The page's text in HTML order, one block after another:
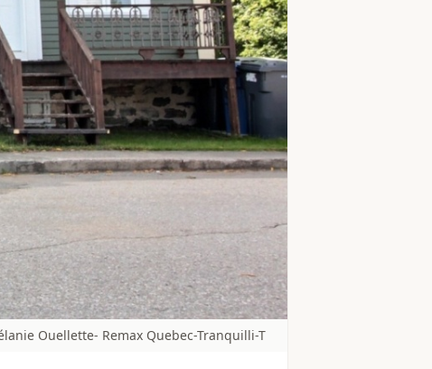
Ouellette- Remax Quebec-Tranquilli-T